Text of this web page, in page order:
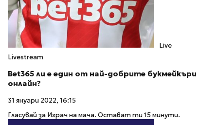
Live
Livestream
Bet365 ли е един от най-добрите букмейкъри
онлайн?
31 януари 2022, 16:15
Гласувай за Играч на мача. Остават ти 15 минути.